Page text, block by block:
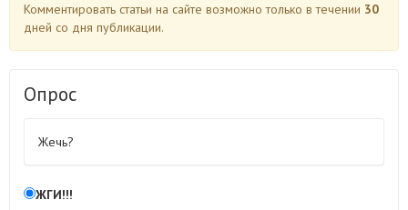
Комментировать статьи на сайте возможно только в течении 30
дней со дня публикации.
Опрос
Жечь?
ЖГИ!!!